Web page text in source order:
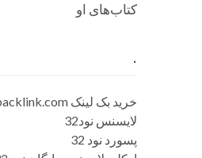
کتاب‌های او
.
خرید بک لینک behtarinbacklink.com
لایسنس نود32
پسورد نود 32